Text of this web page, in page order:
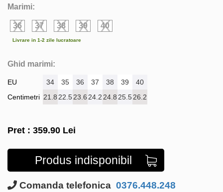
Marimi:
36 37 38 39 40
Livrare in 1-2 zile lucratoare
Ghid marimi:
EU
Centimetri
34 35 36 37 38 39
40
21.8 22.523.6 24.2 24.8 25.526.2
Pret : 359.90 Lei
Produs indisponibil
Comanda telefonica 0376.448.248